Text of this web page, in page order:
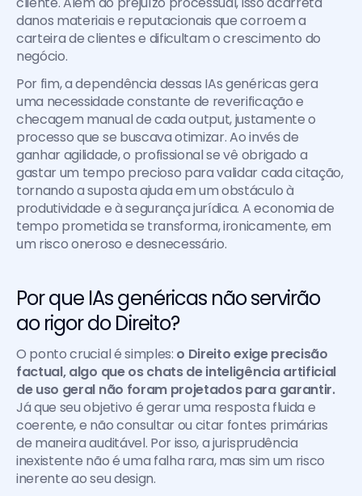
danos materiais e reputacionais que corroem a
carteira de clientes e dificultam o crescimento do
negócio.
Por fim, a dependência dessas IAs genéricas gera
uma necessidade constante de reverificação e
checagem manual de cada output, justamente o
processo que se buscava otimizar. Ao invés de
ganhar agilidade, o profissional se vê obrigado a
gastar um tempo precioso para validar cada citação,
tornando a suposta ajuda em um obstáculo à
produtividade e à segurança jurídica. A economia de
tempo prometida se transforma, ironicamente, em
um risco oneroso e desnecessário.
Por que IAs genéricas não servirão
ao rigor do Direito?
O ponto crucial é simples: o Direito exige precisão
factual, algo que os chats de inteligência artificial
de uso geral não foram projetados para garantir.
Já que seu objetivo é gerar uma resposta fluida e
coerente, e não consultar ou citar fontes primárias
de maneira auditável. Por isso, a jurisprudência
inexistente não é uma falha rara, mas sim um risco
inerente ao seu design.